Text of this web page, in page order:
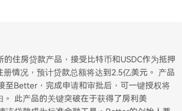
住房贷款产品，接受比特币和USDC作为抵押
情况，预计贷款总额将达到2.5亿美元。 产品
至Better，完成申请和审批后，可一键授权将
此产品的关键突破在于获得了房利美